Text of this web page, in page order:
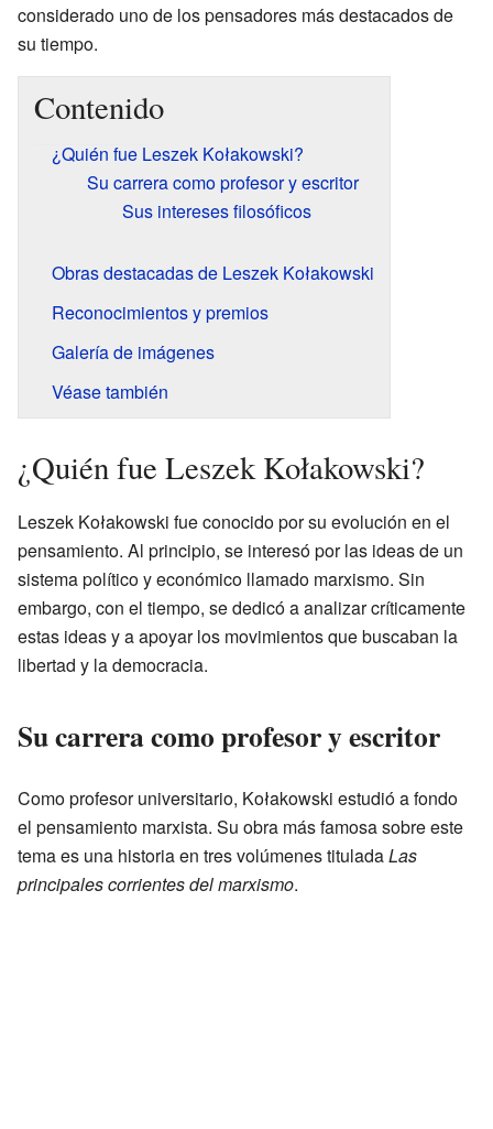
considerado uno de los pensadores más destacados de
su tiempo.
Contenido
¿Quién fue Leszek Kołakowski?
Su carrera como profesor y escritor
Sus intereses filosóficos
Obras destacadas de Leszek Kołakowski
Reconocimientos y premios
Galería de imágenes
Véase también
¿Quién fue Leszek Kołakowski?
Leszek Kołakowski fue conocido por su evolución en el
pensamiento. Al principio, se interesó por las ideas de un
sistema político y económico llamado marxismo. Sin
embargo, con el tiempo, se dedicó a analizar críticamente
estas ideas y a apoyar los movimientos que buscaban la
libertad y la democracia.
Su carrera como profesor y escritor
Como profesor universitario, Kołakowski estudió a fondo
el pensamiento marxista. Su obra más famosa sobre este
tema es una historia en tres volúmenes tituladaLas
principales corrientes del marxismo.